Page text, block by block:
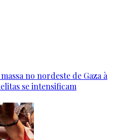
no nordeste de Gaza à
se intensificam